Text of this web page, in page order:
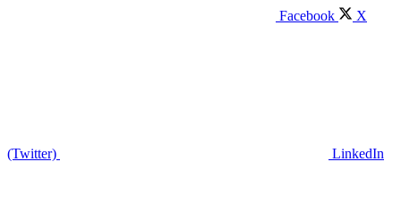
Facebook X
(Twitter) LinkedIn